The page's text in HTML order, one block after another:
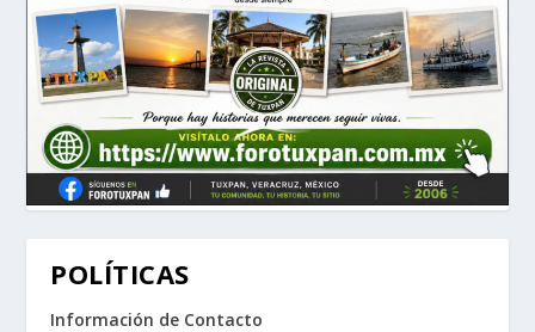
POLÍTICAS
Información de Contacto